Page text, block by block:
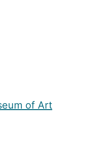
of Art